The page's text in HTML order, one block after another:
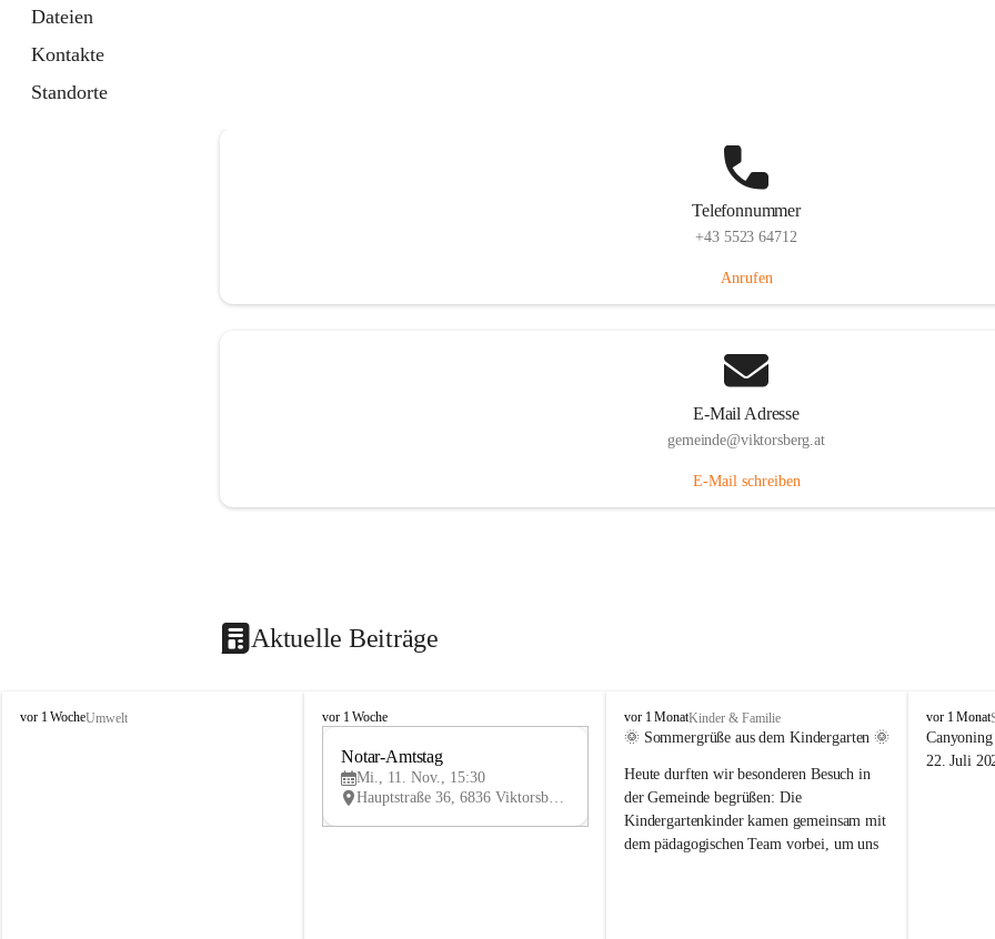
Dateien
Kontakte
Standorte
Telefonnummer
+43 5523 64712
Anrufen
E-Mail Adresse
gemeinde@viktorsberg.at
E-Mail schreiben
Aktuelle Beiträge
V
vor 1 WocheUmwelt
V
vor 1 Woche
V
Notar-Amtstag
Mi., 11. Nov., 15:30
Hauptstraße 36, 6836 Viktorsberg, AUT
V
i
t
o
r
s
vor 1 MonatKinder & Familie
🌞 Sommergrüße aus dem Kindergarten 🌞
Heute durften wir besonderen Besuch in
der Gemeinde begrüßen: Die
Kindergartenkinder kamen gemeinsam mit
dem pädagogischen Team vorbei, um uns
V
i
k
vor 1 Monat
22. Juli